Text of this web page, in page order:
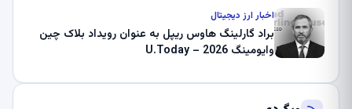
اخبار ارز دیجیتال
براد گارلینگ هاوس ریپل به عنوان رویداد بلاک چین
وایومینگ 2026 – U.Today